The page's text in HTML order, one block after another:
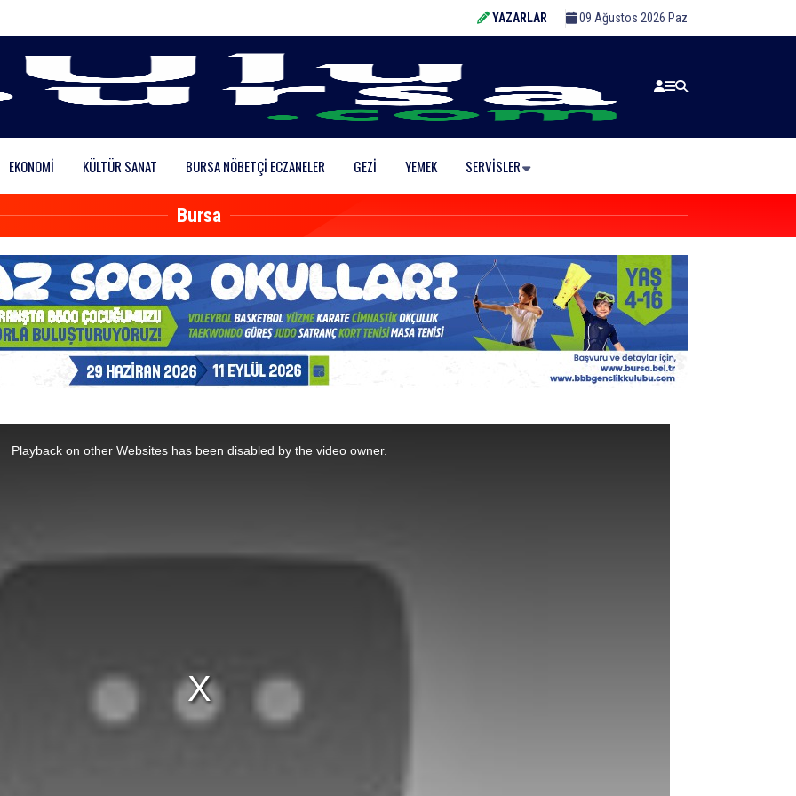
YAZARLAR 09 Ağustos 2026 Paz
EKONOMI KÜLTÜR SANAT BURSA NÖBETÇI ECZANELER GEZI YEMEK SERVISLER
Bursa
Playback on other Websites has been disabled by the video owner.